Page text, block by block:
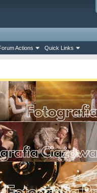
Actions Quick Links